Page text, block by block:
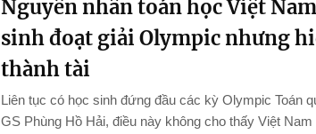
Nguyên nhân toán học Việt
sinh đoạt giải Olympic nhưng
thành tài
Liên tục có học sinh đứng đầu các kỳ Olympic Toán
GS Phùng Hồ Hải, điều này không cho thấy Việt Nam